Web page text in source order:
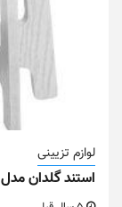
لوازم تزیینی
استند گلدان مدل ST-NZ123 مجموعه ۳ عددی